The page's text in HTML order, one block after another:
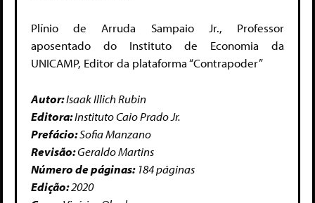
Plínio de Arruda Sampaio Jr., Professor
aposentado do Instituto de Economia da
UNICAMP, Editor da plataforma “Contrapoder”
Autor:Isaak Illich Rubin
Editora:Instituto Caio Prado Jr.
Prefácio:Sofia Manzano
Revisão:Geraldo Martins
Número de páginas: 184 páginas
Edição:2020